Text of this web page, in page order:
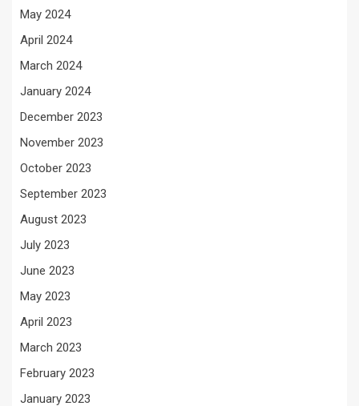
May 2024
April 2024
March 2024
January 2024
December 2023
November 2023
October 2023
September 2023
August 2023
July 2023
June 2023
May 2023
April 2023
March 2023
February 2023
January 2023